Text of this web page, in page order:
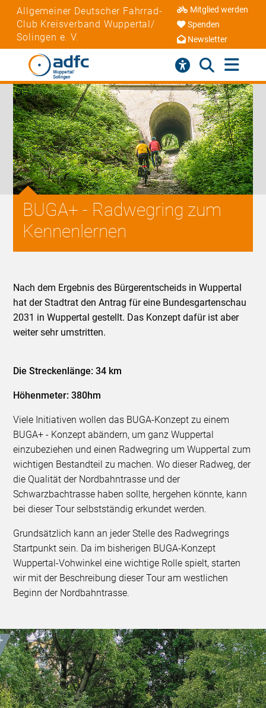
Allgemeiner Deutscher Fahrrad-
Club Kreisverband Wuppertal/
Solingen e. V.
Mitglied werden
Spenden
Newsletter
BUGA+ - Radwegring zum
Kennenlernen
Nach dem Ergebnis des Bürgerentscheids in Wuppertal
hat der Stadtrat den Antrag für eine Bundesgartenschau
2031 in Wuppertal gestellt. Das Konzept dafür ist aber
weiter sehr umstritten.
Die Streckenlänge: 34 km
Höhenmeter: 380hm
Viele Initiativen wollen das BUGA-Konzept zu einem
BUGA+ - Konzept abändern, um ganz Wuppertal
einzubeziehen und einen Radwegring um Wuppertal zum
wichtigen Bestandteil zu machen. Wo dieser Radweg, der
die Qualität der Nordbahntrasse und der
Schwarzbachtrasse haben sollte, hergehen könnte, kann
bei dieser Tour selbstständig erkundet werden.
Grundsätzlich kann an jeder Stelle des Radwegrings
Startpunkt sein. Da im bisherigen BUGA-Konzept
Wuppertal-Vohwinkel eine wichtige Rolle spielt, starten
wir mit der Beschreibung dieser Tour am westlichen
Beginn der Nordbahntrasse.